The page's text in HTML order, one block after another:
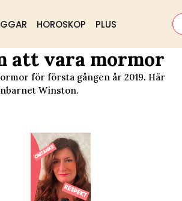
HOROSKOP PLUS
att vara mormor
för första gången år 2019. Här
Winston.